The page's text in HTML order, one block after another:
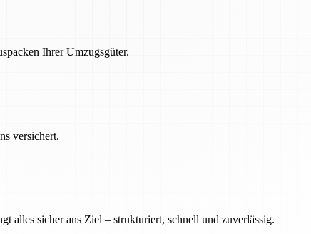
Ihrer Umzugsgüter.
versichert.
alles sicher ans Ziel – strukturiert, schnell und zuverlässig.